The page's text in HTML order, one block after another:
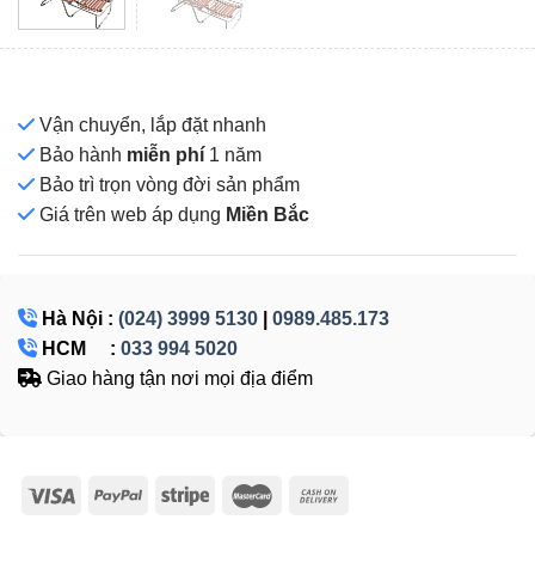
Vận chuyển, lắp đặt nhanh
Bảo hành miễn phí 1 năm
Bảo trì trọn vòng đời sản phẩm
Giá trên web áp dụng Miền Bắc
Hà Nội : (024) 3999 5130
0989.485.173
HCM : 033 994 5020
Giao hàng tận nơi mọi địa điểm